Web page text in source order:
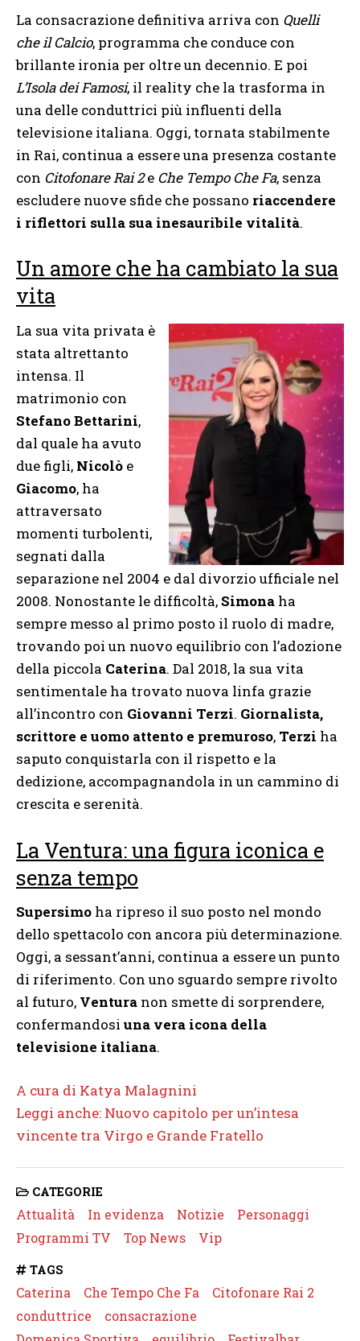
La consacrazione definitiva arriva con Quelli
che il Calcio, programma che conduce con
brillante ironia per oltre un decennio. E poi
L’Isola dei Famosi, il reality che la trasforma in
una delle conduttrici più influenti della
televisione italiana. Oggi, tornata stabilmente
in Rai, continua a essere una presenza costante
con Citofonare Rai 2e Che Tempo Che Fa, senza
escludere nuove sfide che possano riaccendere
i riflettori sulla sua inesauribile vitalità.
Un amore che ha cambiato la sua
vita
La sua vita privata è
stata altrettanto
intensa. Il
matrimonio con
Stefano Bettarini,
dal quale ha avuto
due figli, Nicolò e
Giacomo, ha
attraversato
momenti turbolenti,
segnati dalla
separazione nel 2004 e dal divorzio ufficiale nel
2008. Nonostante le difficoltà, Simona ha
sempre messo al primo posto il ruolo di madre,
trovando poi un nuovo equilibrio con l’adozione
della piccola Caterina. Dal 2018, la sua vita
sentimentale ha trovato nuova linfa grazie
all’incontro con Giovanni Terzi. Giornalista,
scrittore e uomo attento e premuroso, Terzi ha
saputo conquistarla con il rispetto e la
dedizione, accompagnandola in un cammino di
crescita e serenità.
La Ventura: una figura iconica e
senza tempo
Supersimo ha ripreso il suo posto nel mondo
dello spettacolo con ancora più determinazione.
Oggi, a sessant’anni, continua a essere un punto
di riferimento. Con uno sguardo sempre rivolto
al futuro, Ventura non smette di sorprendere,
confermandosi una vera icona della
televisione italiana.
A cura di Katya Malagnini
Leggi anche: Nuovo capitolo per un’intesa
vincente tra Virgo e Grande Fratello
CATEGORIE
Attualità In evidenza Notizie
Personaggi
Programmi TV
Top News Vip
TAGS
Caterina Che Tempo Che Fa
Citofonare Rai 2
conduttrice
consacrazione